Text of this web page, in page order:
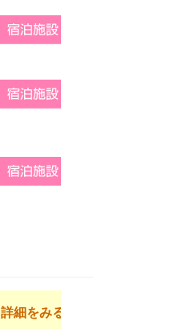
詳細をみる